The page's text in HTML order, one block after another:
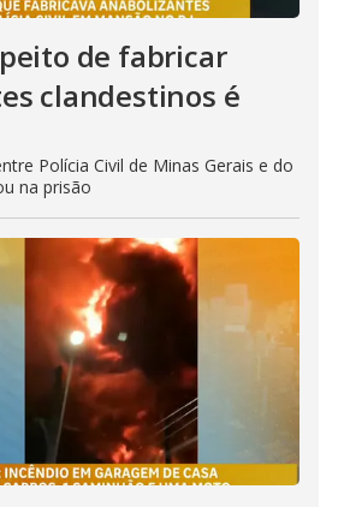
de fabricar
clandestinos é
Polícia Civil de Minas Gerais e do
na prisão